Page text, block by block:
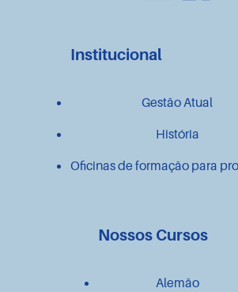
Institucional
Gestão Atual
História
Oficinas de formação para
Nossos Cursos
Alemão